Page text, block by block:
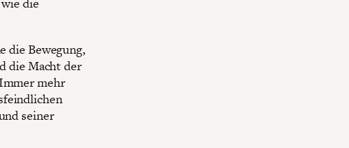
die Bewegung,
die Macht der
mehr
seiner